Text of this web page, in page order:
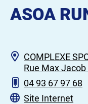
ASOA
COMPLEXE
Rue Max
04 93 67 97 68
Site Internet